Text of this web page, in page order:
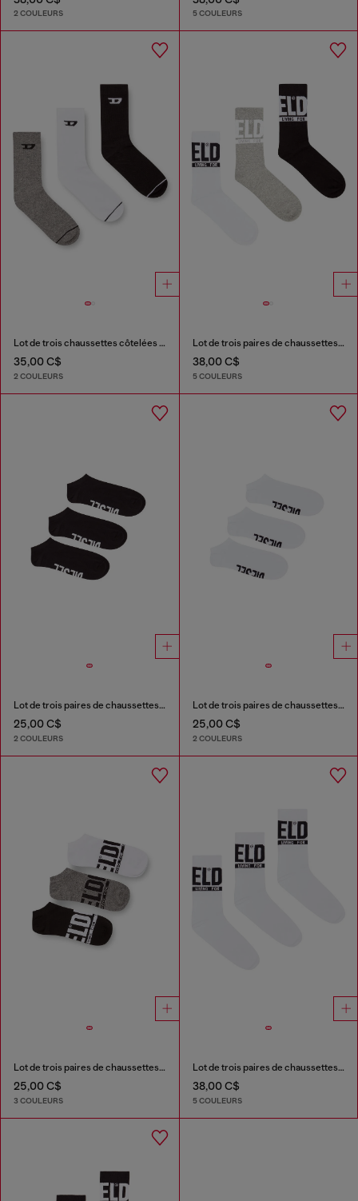
2 COULEURS 5 COULEURS
Lot de trois chaussettes côtelées avec logo D
35,00 C$
2 COULEURS
Lot de trois paires de chaussettes avec revers à logo
38,00 C$
5 COULEURS
Lot de trois paires de chaussettes basses avec logo sur le cou-de-pied
25,00 C$
2 COULEURS
Lot de trois paires de chaussettes basses avec logo sur le cou-de-pied
25,00 C$
2 COULEURS
Lot de trois paires de chaussettes basses avec logo
25,00 C$
3 COULEURS
Lot de trois paires de chaussettes avec revers à logo
38,00 C$
5 COULEURS